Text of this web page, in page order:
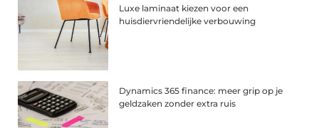
Luxe laminaat kiezen voor een
huisdiervriendelijke verbouwing
Dynamics 365 finance: meer grip op je
geldzaken zonder extra ruis